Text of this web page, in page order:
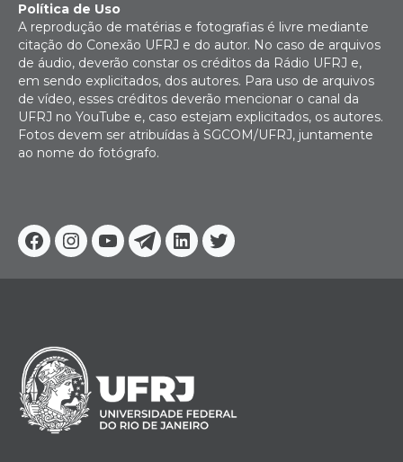
Facebook
Instagram
YoutubeTelegram
Linkedin
Twitter
Política de Uso
A reprodução de matérias e fotografias é livre mediante
citação do Conexão UFRJ e do autor. No caso de arquivos
de áudio, deverão constar os créditos da Rádio UFRJ e,
em sendo explicitados, dos autores. Para uso de arquivos
de vídeo, esses créditos deverão mencionar o canal da
UFRJ no YouTube e, caso estejam explicitados, os autores.
Fotos devem ser atribuídas à SGCOM/UFRJ, juntamente
ao nome do fotógrafo.